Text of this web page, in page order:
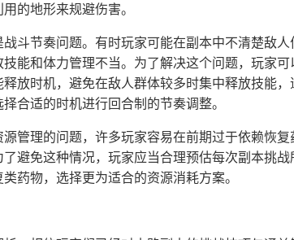
的地形来规避伤害。
战斗节奏问题。有时玩家可能在副本中不清楚敌
能和体力管理不当。为了解决这个问题，玩家可
放时机，避免在敌人群体较多时集中释放技能
合适的时机进行回合制的节奏调整。
管理的问题，许多玩家容易在前期过于依赖恢
避免这种情况，玩家应当合理预估每次副本挑
药物，选择更为适合的资源消耗方案。